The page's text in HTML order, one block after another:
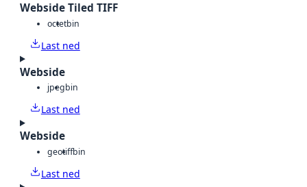
Webside Tiled TIFF
octetbin
Last ned
Webside
jpegbin
Last ned
Webside
geotiffbin
Last ned